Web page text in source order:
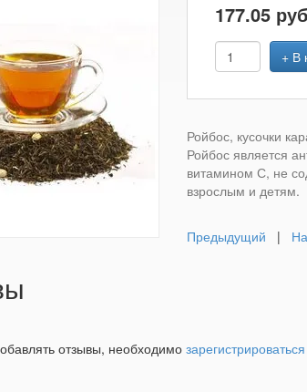
177.05руб
+ В
Ройбос, кусочки
Ройбос является
витамином С, не
взрослым и детям.
Предыдущий |
отзывы, необходимозарегистрироваться